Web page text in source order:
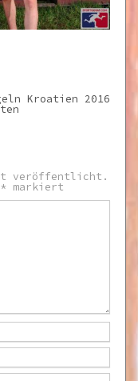
Kroatien 2016
veröffentlicht.
* markiert